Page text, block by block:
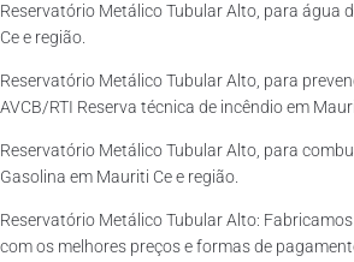
Reservatório Metálico Tubular Alto, para água
Ce e região.
Reservatório Metálico Tubular Alto, para
AVCB/RTI Reserva técnica de incêndio em
Reservatório Metálico Tubular Alto, para
Gasolina em Mauriti Ce e região.
Reservatório Metálico Tubular Alto:
com os melhores preços e formas de